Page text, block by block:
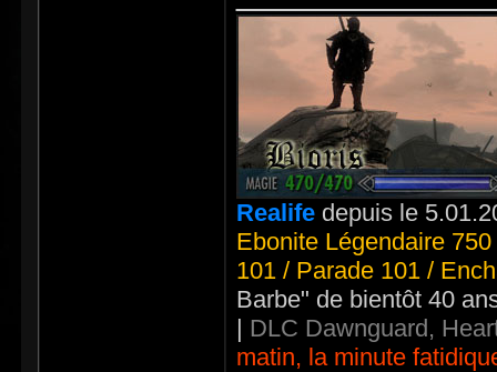
Realife depuis le
Ebonite Légendaire
101 / Parade 101 /
Barbe" de bientôt 40
| DLC Dawnguard,
matin, la minute